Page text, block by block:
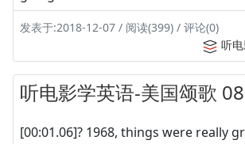
发表于:2018-12-07 / 阅读(399) / 评论(0)
听
听电影学英语-美国颂歌 08
[00:01.06]? 1968, things were really